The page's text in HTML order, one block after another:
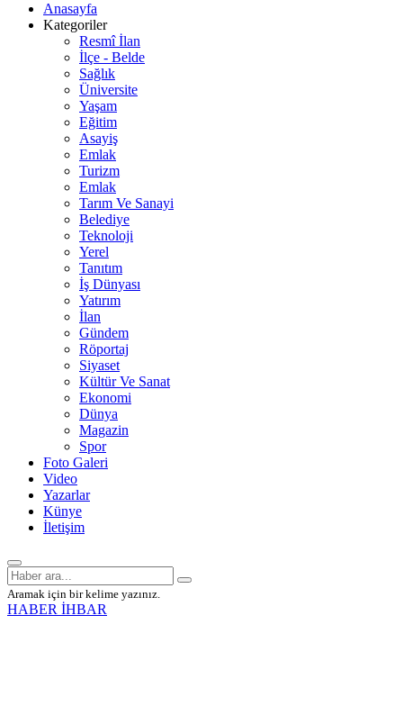
Anasayfa
Kategoriler
Resmî İlan
İlçe - Belde
Sağlık
Üniversite
Yaşam
Eğitim
Asayiş
Emlak
Turizm
Emlak
Tarım Ve Sanayi
Belediye
Teknoloji
Yerel
Tanıtım
İş Dünyası
Yatırım
İlan
Gündem
Röportaj
Siyaset
Kültür Ve Sanat
Ekonomi
Dünya
Magazin
Spor
Foto Galeri
Video
Yazarlar
Künye
İletişim
Aramak için bir kelime yazınız.
HABER İHBAR